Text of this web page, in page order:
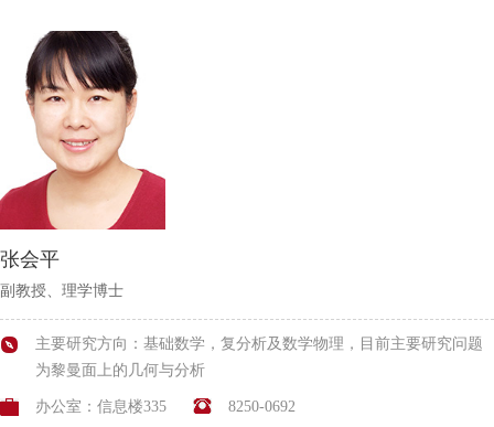
张会平
副教授、理学博士
主要研究方向：基础数学，复分析及数学物理，目前主要研究问题
为黎曼面上的几何与分析
办公室：信息楼335 8250-0692